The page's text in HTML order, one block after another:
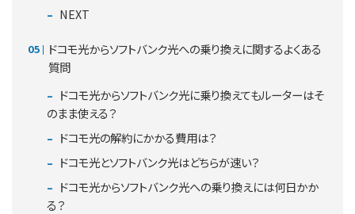
NEXT
ドコモ光からソフトバンク光への乗り換えに関するよくある
質問
ドコモ光からソフトバンク光に乗り換えてもルーターはそ
のまま使える？
ドコモ光の解約にかかる費用は？
ドコモ光とソフトバンク光はどちらが速い？
ドコモ光からソフトバンク光への乗り換えには何日かか
る？